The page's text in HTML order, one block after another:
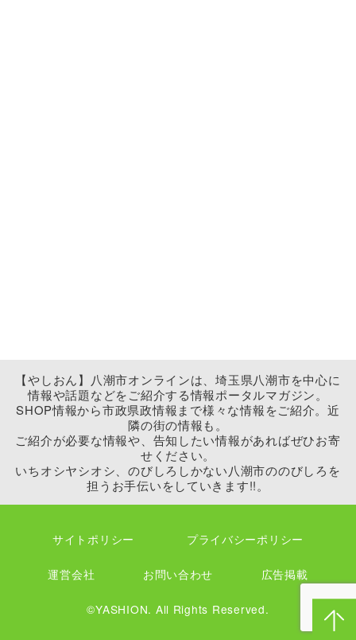
【やしおん】八潮市オンラインは、埼玉県八潮市を中心に
情報や話題などをご紹介する情報ポータルマガジン。
SHOP情報から市政県政情報まで様々な情報をご紹介。近
隣の街の情報も。
ご紹介が必要な情報や、告知したい情報があればぜひお寄
せください。
いちオシヤシオシ、のびしろしかない八潮市ののびしろを
担うお手伝いをしていきます!!。
サイトポリシー プライバシーポリシー
運営会社 お問い合わせ 広告掲載
©YASHION. All Rights Reserved.